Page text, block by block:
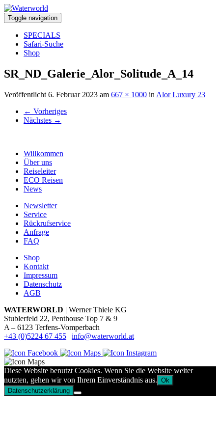
Toggle navigation
SPECIALS
Safari-Suche
Shop
SR_ND_Galerie_Alor_Solitude_A_14
Veröffentlicht 6. Februar 2023 am 667 × 1000 in Alor Luxury 23
← Vorheriges
Nächstes →
Willkommen
Über uns
Reiseleiter
ECO Reisen
News
Newsletter
Service
Rückrufservice
Anfrage
FAQ
Shop
Kontakt
Impressum
Datenschutz
AGB
WATERWORLD | Werner Thiele KG
Stublerfeld 22, Penthouse Top 7 & 9
A – 6123 Terfens-Vomperbach
+43 (0)5224 67 455 | info@waterworld.at
Diese Website benutzt Cookies. Wenn Sie die Website weiter
nutzten, gehen wir von Ihrem Einverständnis aus. Ok
Datenschutzerklärung